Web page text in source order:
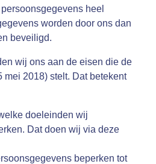
heel
worden door ons dan
beveiligd.
wij ons aan de eisen die de
mei 2018) stelt. Dat betekent
doeleinden wij
Dat doen wij via deze
beperken tot